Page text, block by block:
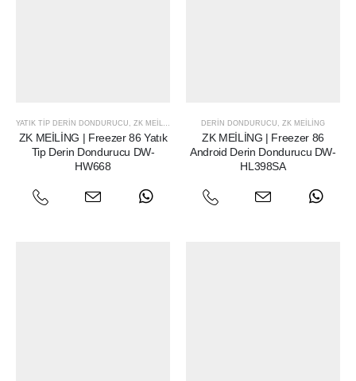
YATIK TIP DERIN DONDURUCU , ZK MEILING
ZK MEİLİNG | Freezer 86 Yatık
Tip Derin Dondurucu DW-
HW668
DERIN DONDURUCU , ZK MEILING
ZK MEİLİNG | Freezer 86
Android Derin Dondurucu DW-
HL398SA